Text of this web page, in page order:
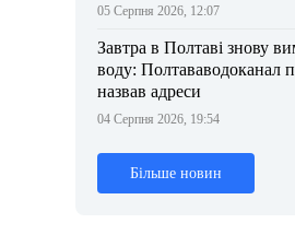
05 Серпня 2026, 12:07
Завтра в Полтаві знову
воду: Полтававодоканал
назвав адреси
04 Серпня 2026, 19:54
Більше новин